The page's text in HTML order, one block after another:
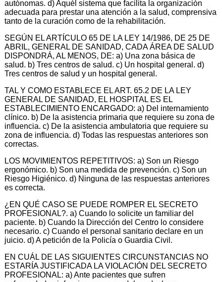
autónomas. d) Aquél sistema que facilita la organización
adecuada para prestar una atención a la salud, comprensiva
tanto de la curación como de la rehabilitación.
SEGÚN EL ARTÍCULO 65 DE LA LEY 14/1986, DE 25 DE
ABRIL, GENERAL DE SANIDAD, CADA ÁREA DE SALUD
DISPONDRÁ, AL MENOS, DE: a) Una zona básica de
salud. b) Tres centros de salud. c) Un hospital general. d)
Tres centros de salud y un hospital general.
TAL Y COMO ESTABLECE EL ART. 65.2 DE LA LEY
GENERAL DE SANIDAD, EL HOSPITAL ES EL
ESTABLECIMIENTO ENCARGADO: a) Del internamiento
clínico. b) De la asistencia primaria que requiere su zona de
influencia. c) De la asistencia ambulatoria que requiere su
zona de influencia. d) Todas las respuestas anteriores son
correctas.
LOS MOVIMIENTOS REPETITIVOS: a) Son un Riesgo
ergonómico. b) Son una medida de prevención. c) Son un
Riesgo Higiénico. d) Ninguna de las respuestas anteriores
es correcta.
¿EN QUÉ CASO SE PUEDE ROMPER EL SECRETO
PROFESIONAL?. a) Cuando lo solicite un familiar del
paciente. b) Cuando la Dirección del Centro lo considere
necesario. c) Cuando el personal sanitario declare en un
juicio. d) A petición de la Policía o Guardia Civil.
EN CUÁL DE LAS SIGUIENTES CIRCUNSTANCIAS NO
ESTARÍA JUSTIFICADA LA VIOLACIÓN DEL SECRETO
PROFESIONAL: a) Ante pacientes que sufren